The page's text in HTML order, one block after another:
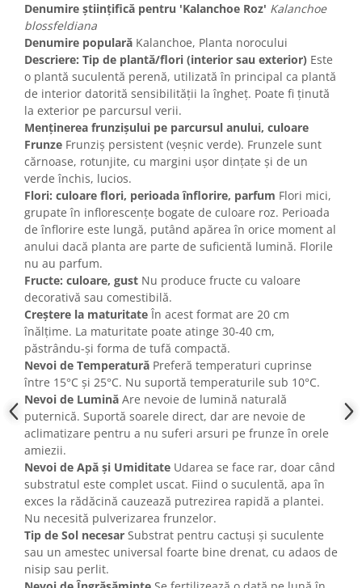
Denumire științifică pentru 'Kalanchoe Roz' Kalanchoe
blossfeldiana
Denumire populară Kalanchoe, Planta norocului
Descriere: Tip de plantă/flori (interior sau exterior) Este
o plantă suculentă perenă, utilizată în principal ca plantă
de interior datorită sensibilității la îngheț. Poate fi ținută
la exterior pe parcursul verii.
Menținerea frunzișului pe parcursul anului, culoare
Frunze Frunziș persistent (veșnic verde). Frunzele sunt
cărnoase, rotunjite, cu margini ușor dințate și de un
verde închis, lucios.
Flori: culoare flori, perioada înflorire, parfum Flori mici,
grupate în inflorescențe bogate de culoare roz. Perioada
de înflorire este lungă, putând apărea în orice moment al
anului dacă planta are parte de suficientă lumină. Florile
nu au parfum.
Fructe: culoare, gust Nu produce fructe cu valoare
decorativă sau comestibilă.
Creștere la maturitate În acest format are 20 cm
înălțime. La maturitate poate atinge 30-40 cm,
păstrându-și forma de tufă compactă.
Nevoi de Temperatură Preferă temperaturi cuprinse
între 15°C și 25°C. Nu suportă temperaturile sub 10°C.
Nevoi de Lumină Are nevoie de lumină naturală
puternică. Suportă soarele direct, dar are nevoie de
aclimatizare pentru a nu suferi arsuri pe frunze în orele
amiezii.
Nevoi de Apă și Umiditate Udarea se face rar, doar când
substratul este complet uscat. Fiind o suculentă, apa în
exces la rădăcină cauzează putrezirea rapidă a plantei.
Nu necesită pulverizarea frunzelor.
Tip de Sol necesar Substrat pentru cactuși și suculente
sau un amestec universal foarte bine drenat, cu adaos de
nisip sau perlit.